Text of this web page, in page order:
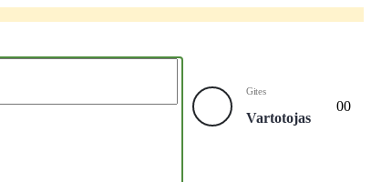
Gites
Vartotojas
00